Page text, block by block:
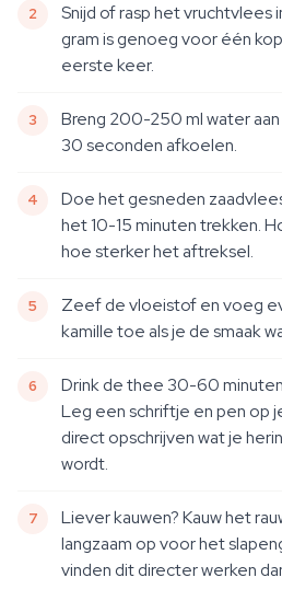
Snijd of rasp het vruchtvlees
gram is genoeg voor één
eerste keer.
Breng 200-250 ml water
30 seconden afkoelen.
Doe het gesneden
het 10-15 minuten trekken.
hoe sterker het aftreksel.
Zeef de vloeistof en voeg
kamille toe als je de smaak
Drink de thee 30-60
Leg een schriftje en pen op
direct opschrijven wat je
wordt.
Liever kauwen? Kauw het
langzaam op voor het
vinden dit directer werken